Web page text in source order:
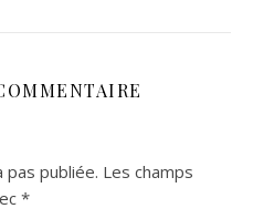
publiée. Les champs
*